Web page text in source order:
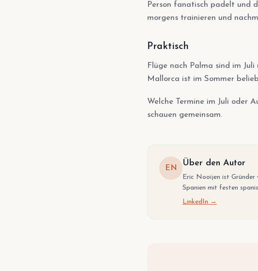
Person fanatisch padelt und
morgens trainieren und
Praktisch
Flüge nach Palma sind im
Mallorca ist im Sommer
Welche Termine im Juli oder
schauen gemeinsam.
EN
Über den Autor
Eric Nooijen ist Gründer
Spanien mit festen
LinkedIn →